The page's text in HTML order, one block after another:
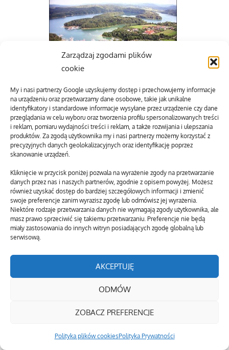
Zarządzaj zgodami plików
cookie
My i nasi partnerzy Google uzyskujemy dostęp i przechowujemy informacje
na urządzeniu oraz przetwarzamy dane osobowe, takie jak unikalne
identyfikatory i standardowe informacje wysyłane przez urządzenie czy dane
przeglądania w celu wyboru oraz tworzenia profilu spersonalizowanych treści
i reklam, pomiaru wydajności treści i reklam, a także rozwijania i ulepszania
produktów. Za zgodą użytkownika my i nasi partnerzy możemy korzystać z
precyzyjnych danych geolokalizacyjnych oraz identyfikację poprzez
skanowanie urządzeń.
Kliknięcie w przycisk poniżej pozwala na wyrażenie zgody na przetwarzanie
danych przez nas i naszych partnerów, zgodnie z opisem powyżej. Możesz
również uzyskać dostęp do bardziej szczegółowych informacji i zmienić
swoje preferencje zanim wyrazisz zgodę lub odmówisz jej wyrażenia.
Niektóre rodzaje przetwarzania danych nie wymagają zgody użytkownika, ale
masz prawo sprzeciwić się takiemu przetwarzaniu. Preferencje nie będą
miały zastosowania do innych witryn posiadających zgodę globalną lub
serwisową.
AKCEPTUJĘ
ODMÓW
ZOBACZ PREFERENCJE
Polityka plików cookiesPolityka Prywatności